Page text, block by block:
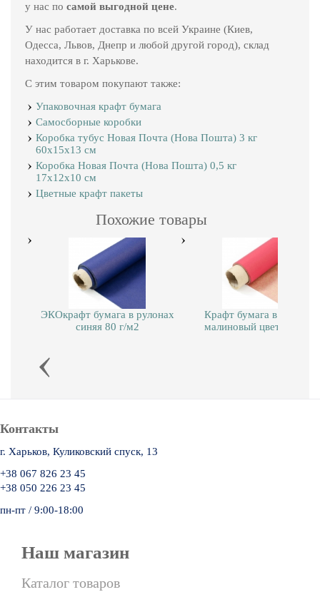
у нас по самой выгодной цене.
У нас работает доставка по всей Украине (Киев,
Одесса, Львов, Днепр и любой другой город), склад
находится в г. Харькове.
С этим товаром покупают также:
Упаковочная крафт бумага
Самосборные коробки
Коробка тубус Новая Почта (Нова Пошта) 3 кг
60х15х13 см
Коробка Новая Почта (Нова Пошта) 0,5 кг
17х12х10 см
Цветные крафт пакеты
Похожие товары
ЭКОкрафт бумага в рулонах
синяя 80 г/м2
Крафт бумага в рулонах
малиновый цвет 38 г/м2
Наш магазин
Каталог товаров
Контакты
г. Харьков, Куликовский спуск, 13
+38 067 826 23 45
+38 050 226 23 45
пн-пт / 9:00-18:00